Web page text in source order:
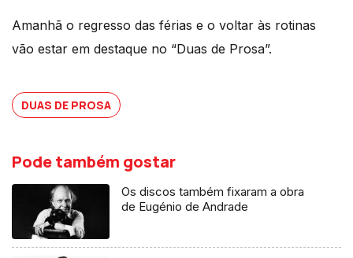
Amanhã o regresso das férias e o voltar às rotinas
vão estar em destaque no “Duas de Prosa”.
DUAS DE PROSA
Pode também gostar
Os discos também fixaram a obra
de Eugénio de Andrade